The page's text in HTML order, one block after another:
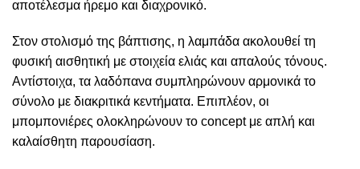
αποτέλεσμα ήρεμο και διαχρονικό.
Στον στολισμό της βάπτισης, η λαμπάδα ακολουθεί τη
φυσική αισθητική με στοιχεία ελιάς και απαλούς τόνους.
Αντίστοιχα, τα λαδόπανα συμπληρώνουν αρμονικά το
σύνολο με διακριτικά κεντήματα. Επιπλέον, οι
μπομπονιέρες ολοκληρώνουν το concept με απλή και
καλαίσθητη παρουσίαση.